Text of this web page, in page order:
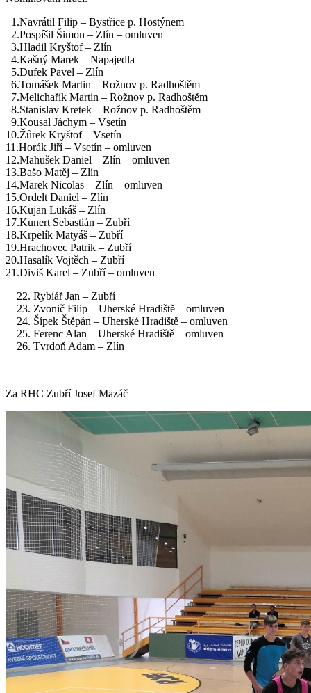
1.Navrátil Filip – Bystřice p. Hostýnem
2.Pospíšil Šimon – Zlín – omluven
3.Hladil Kryštof – Zlín
4.Kašný Marek – Napajedla
5.Dufek Pavel – Zlín
6.Tomášek Martin – Rožnov p. Radhoštěm
7.Melichařík Martin – Rožnov p. Radhoštěm
8.Stanislav Kretek – Rožnov p. Radhoštěm
9.Kousal Jáchym – Vsetín
10.Žůrek Kryštof – Vsetín
11.Horák Jiří – Vsetín – omluven
12.Mahušek Daniel – Zlín – omluven
13.Bašo Matěj – Zlín
14.Marek Nicolas – Zlín – omluven
15.Ordelt Daniel – Zlín
16.Kujan Lukáš – Zlín
17.Kunert Sebastián – Zubří
18.Krpelík Matyáš – Zubří
19.Hrachovec Patrik – Zubří
20.Hasalík Vojtěch – Zubří
21.Diviš Karel – Zubří – omluven
Rybiář Jan – Zubří
Zvonič Filip – Uherské Hradiště – omluven
Šípek Štěpán – Uherské Hradiště – omluven
Ferenc Alan – Uherské Hradiště – omluven
Tvrdoň Adam – Zlín
Za RHC Zubří Josef Mazáč